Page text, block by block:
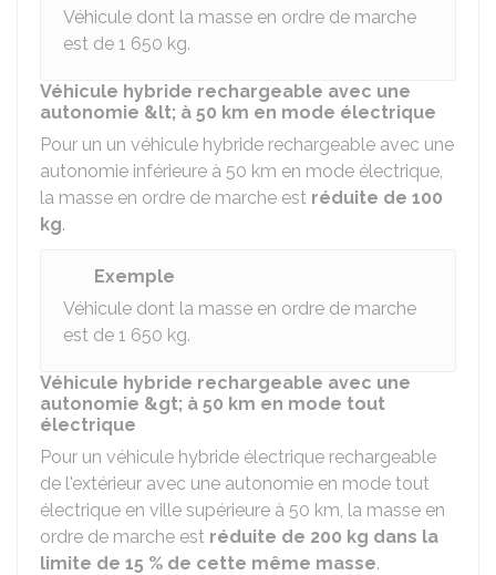
Véhicule dont la masse en ordre de marche
est de 1 650 kg.
Véhicule hybride rechargeable avec une
autonomie &lt; à 50 km en mode électrique
Pour un un véhicule hybride rechargeable avec une
autonomie inférieure à 50 km en mode électrique,
la masse en ordre de marche est réduite de 100
kg.
Exemple
Véhicule dont la masse en ordre de marche
est de 1 650 kg.
Véhicule hybride rechargeable avec une
autonomie &gt; à 50 km en mode tout
électrique
Pour un véhicule hybride électrique rechargeable
de l'extérieur avec une autonomie en mode tout
électrique en ville supérieure à 50 km, la masse en
ordre de marche est réduite de 200 kg dans la
limite de 15 % de cette même masse.